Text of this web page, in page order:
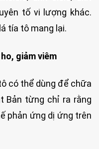
tố vi lượng khác.
tía tô mang lại.
giảm viêm
có thể dùng để chữa
Bản từng chỉ ra rằng
phản ứng dị ứng trên